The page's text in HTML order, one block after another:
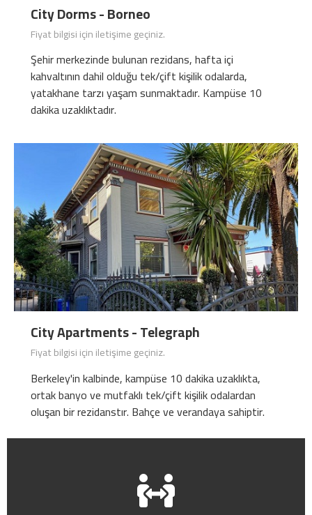
City Dorms - Borneo
Fiyat bilgisi için iletişime geçiniz.
Şehir merkezinde bulunan rezidans, hafta içi
kahvaltının dahil olduğu tek/çift kişilik odalarda,
yatakhane tarzı yaşam sunmaktadır. Kampüse 10
dakika uzaklıktadır.
City Apartments - Telegraph
Fiyat bilgisi için iletişime geçiniz.
Berkeley'in kalbinde, kampüse 10 dakika uzaklıkta,
ortak banyo ve mutfaklı tek/çift kişilik odalardan
oluşan bir rezidanstır. Bahçe ve verandaya sahiptir.